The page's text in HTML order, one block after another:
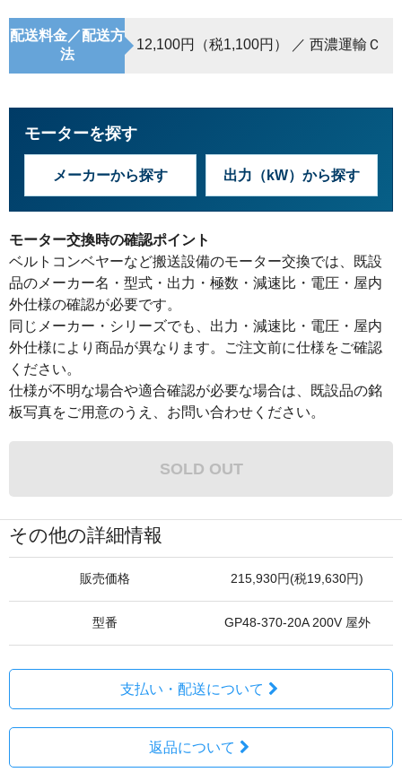
配送料金／配送方
法
12,100円（税1,100円） ／ 西濃運輸Ｃ
モーターを探す
メーカーから探す 出力（kW）から探す
モーター交換時の確認ポイント
ベルトコンベヤーなど搬送設備のモーター交換では、既設
品のメーカー名・型式・出力・極数・減速比・電圧・屋内
外仕様の確認が必要です。
同じメーカー・シリーズでも、出力・減速比・電圧・屋内
外仕様により商品が異なります。ご注文前に仕様をご確認
ください。
仕様が不明な場合や適合確認が必要な場合は、既設品の銘
板写真をご用意のうえ、お問い合わせください。
SOLD OUT
その他の詳細情報
販売価格 215,930円(税19,630円)
型番 GP48-370-20A 200V 屋外
支払い・配送について
返品について